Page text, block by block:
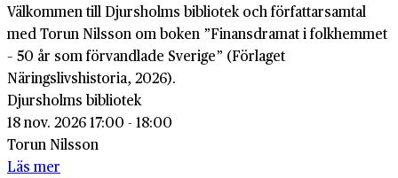
Välkommen till Djursholms bibliotek och författarsamtal
med Torun Nilsson om boken ”Finansdramat i folkhemmet
– 50 år som förvandlade Sverige” (Förlaget
Näringslivshistoria, 2026).
Djursholms bibliotek
18 nov. 2026 17:00 - 18:00
Torun Nilsson
Läs mer